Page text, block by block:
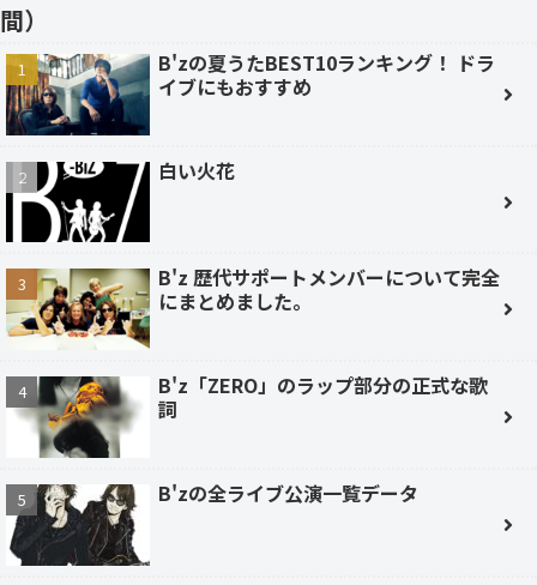
間）
B'zの夏うたBEST10ランキング！ ドラ
イブにもおすすめ
白い火花
B'z 歴代サポートメンバーについて完全
にまとめました。
B'z「ZERO」のラップ部分の正式な歌
詞
B'zの全ライブ公演一覧データ